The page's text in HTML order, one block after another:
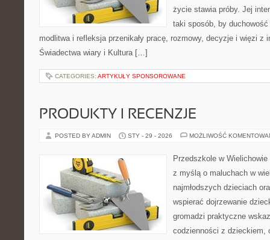
życie stawia próby. Jej
taki sposób, by
modlitwa i refleksja przenikały pracę, rozmowy, decyzje i więzi z
Świadectwa wiary i Kultura […]
CATEGORIES: ARTYKUŁY SPONSOROWANE
PRODUKTY I RECENZJE
POSTED BY ADMIN STY - 29 - 2026 MOŻLIWOŚĆ
Przedszkole w
z myślą o maluchach w
najmłodszych dzieciach
wspierać dojrzewanie
gromadzi praktyczne
codzienności z dzieckiem,